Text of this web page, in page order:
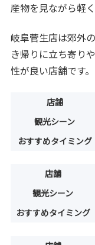
産物を見ながら軽
岐阜菅生店は郊外
き帰りに立ち寄り
性が良い店舗です。
店舗
観光シーン
おすすめタイミング
店舗
観光シーン
おすすめタイミング